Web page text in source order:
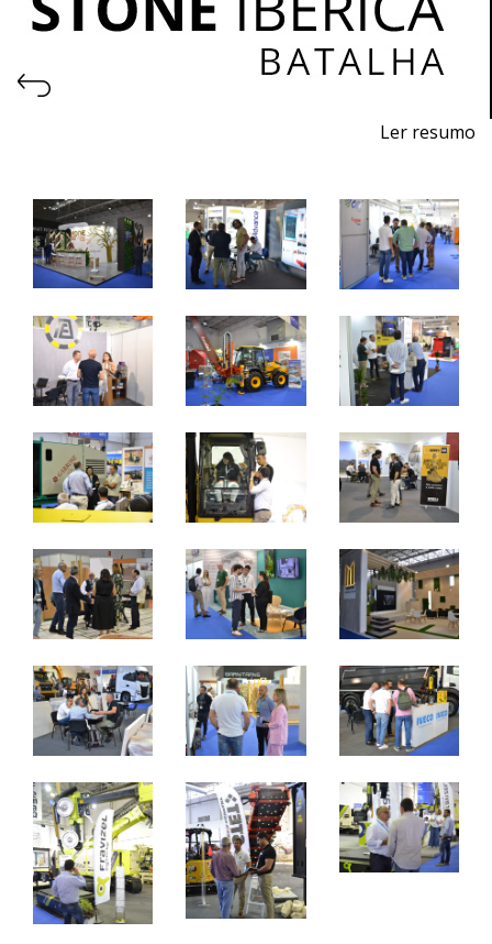
Ler resumo
Pavimentos, Revestimentos para a Construção Civil.
Máquinas, Ferramentas e Acessórios.
22 a 24 de junho 2023 - EXPOSALÃO - Batalha
quinta a sábado - 10h / 19h